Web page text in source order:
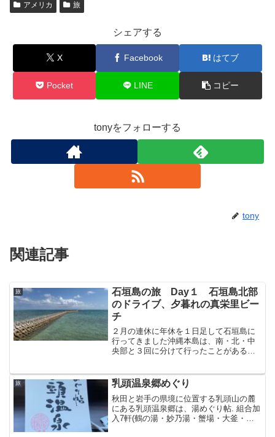
アメリカ 旅
シェアする
X Facebook はてブ
Pocket LINE コピー
tonyをフォローする
tony
関連記事
旅
石垣島の旅 Day１ 石垣島北部
のドライブ、夕暮れの真栄里ビー
チ
２月の連休に年休を１日足して石垣島に
行ってきました沖縄本島は、南・北・中
央部と３回に分けて行ったことがあるの
伴いながらとても楽しめました
旅 乳頭温泉郷めぐり
秋田と岩手の県境に位置する乳頭山の麓
にある乳頭温泉郷は、湯めぐり帖. 組合加
入7軒(鶴の湯・妙乃湯・蟹場・大釜・孫